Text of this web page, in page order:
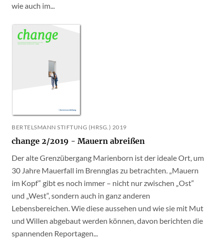
wie auch im...
BERTELSMANN STIFTUNG (HRSG.) 2019
change 2/2019 - Mauern abreißen
Der alte Grenzübergang Marienborn ist der ideale Ort, um
30 Jahre Mauerfall im Brennglas zu betrachten. „Mauern
im Kopf“ gibt es noch immer – nicht nur zwischen „Ost“
und „West“, sondern auch in ganz anderen
Lebensbereichen. Wie diese aussehen und wie sie mit Mut
und Willen abgebaut werden können, davon berichten die
spannenden Reportagen...